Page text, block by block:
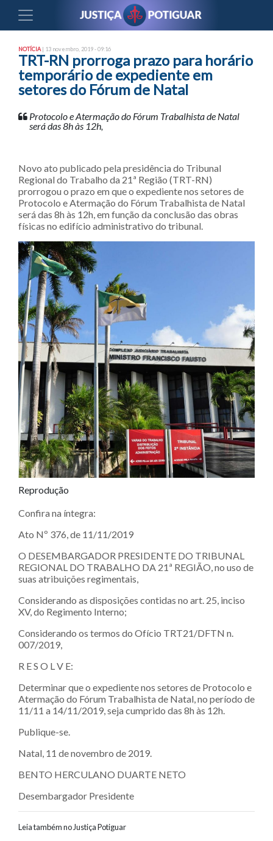
NOTÍCIA | 13 novembro, 2019 - 09:16
TRT-RN prorroga prazo para horário
temporário de expediente em
setores do Fórum de Natal
Protocolo e Atermação do Fórum Trabalhista de Natal
será das 8h às 12h,
Novo ato publicado pela presidência do Tribunal
Regional do Trabalho da 21ª Região (TRT-RN)
prorrogou o prazo em que o expediente nos setores de
Protocolo e Atermação do Fórum Trabalhista de Natal
será das 8h às 12h, em função da conclusão das obras
físicas no edifício administrativo do tribunal.
Reprodução
Confira na íntegra:
Ato Nº 376, de 11/11/2019
O DESEMBARGADOR PRESIDENTE DO TRIBUNAL
REGIONAL DO TRABALHO DA 21ª REGIÃO, no uso de
suas atribuições regimentais,
Considerando as disposições contidas no art. 25, inciso
XV, do Regimento Interno;
Considerando os termos do Ofício TRT21/DFTN n.
007/2019,
R E S O L V E:
Determinar que o expediente nos setores de Protocolo e
Atermação do Fórum Trabalhista de Natal, no período de
11/11 a 14/11/2019, seja cumprido das 8h às 12h.
Publique-se.
Natal, 11 de novembro de 2019.
BENTO HERCULANO DUARTE NETO
Desembargador Presidente
Leia também no Justiça Potiguar